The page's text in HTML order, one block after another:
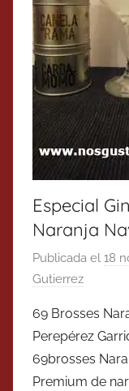
Especial
Naranja
Publicada el 18
Gutierrez
69 Brosses
Perepérez
69brosses
Premium de